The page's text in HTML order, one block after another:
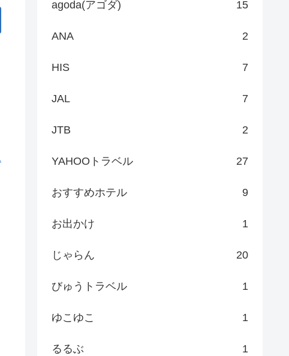
agoda(アゴダ) 15
ANA 2
HIS 7
JAL 7
JTB 2
YAHOOトラベル 27
おすすめホテル 9
お出かけ 1
じゃらん 20
びゅうトラベル 1
ゆこゆこ 1
るるぶ 1